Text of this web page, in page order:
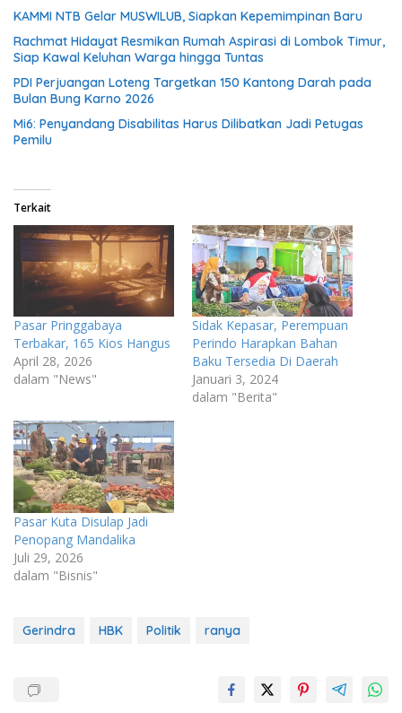
KAMMI NTB Gelar MUSWILUB, Siapkan Kepemimpinan Baru
Rachmat Hidayat Resmikan Rumah Aspirasi di Lombok Timur,
Siap Kawal Keluhan Warga hingga Tuntas
PDI Perjuangan Loteng Targetkan 150 Kantong Darah pada
Bulan Bung Karno 2026
Mi6: Penyandang Disabilitas Harus Dilibatkan Jadi Petugas
Pemilu
Terkait
Pasar Pringgabaya
Terbakar, 165 Kios Hangus
April 28, 2026
dalam "News"
Sidak Kepasar, Perempuan
Perindo Harapkan Bahan
Baku Tersedia Di Daerah
Januari 3, 2024
dalam "Berita"
Pasar Kuta Disulap Jadi
Penopang Mandalika
Juli 29, 2026
dalam "Bisnis"
Gerindra HBK Politik ranya